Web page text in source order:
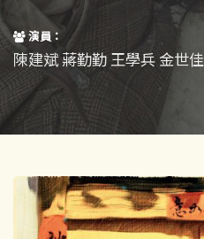
其他
演員：
陳建斌 蔣勤勤 王學兵 金世佳